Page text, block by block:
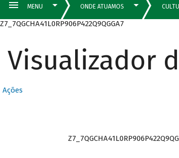
Z7_7QGCHA41L0RP906P422Q9QGGA7
Visualizador
Ações